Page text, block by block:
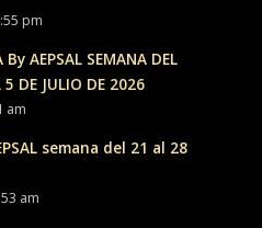
pm
By AEPSAL SEMANA DEL
DE JULIO DE 2026
am
semana del 21 al 28
am